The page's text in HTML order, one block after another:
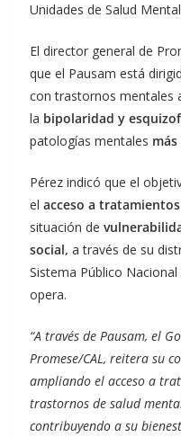
Unidades de Salud
El director general de
que el Pausam está
con trastornos mentales
la bipolaridad y
patologías mentales
Pérez indicó que el
elacceso a
situación de
social, a través de su
Sistema Público
opera.
“A través de Pausam, el
Promese/CAL, reitera su
ampliando el acceso a
trastornos de salud
contribuyendo a su